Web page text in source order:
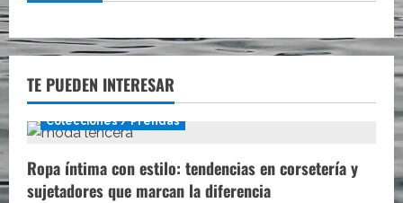
TE PUEDEN INTERESAR
Colecciones / Prendas
Ropa íntima con estilo: tendencias en corsetería y
sujetadores que marcan la diferencia